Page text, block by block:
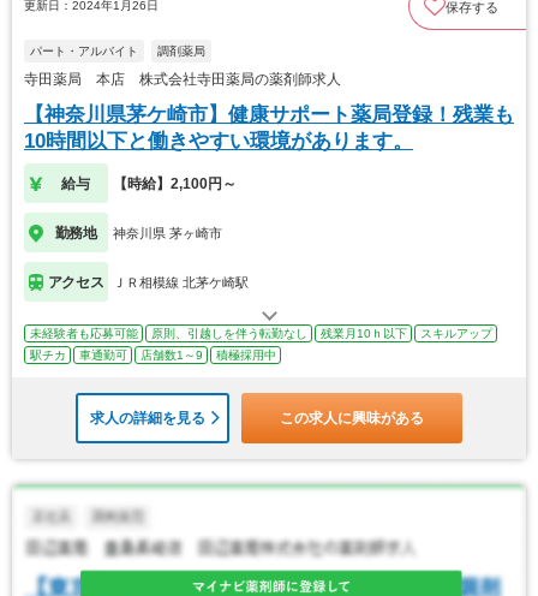
更新日：2024年1月26日 保存する
パート・アルバイト 調剤薬局
寺田薬局 本店 株式会社寺田薬局の薬剤師求人
【神奈川県茅ケ崎市】健康サポート薬局登録！残業も
10時間以下と働きやすい環境があります。
給与 【時給】2,100円～
勤務地 神奈川県 茅ヶ崎市
アクセス ＪＲ相模線 北茅ケ崎駅
未経験者も応募可能 原則、引越しを伴う転勤なし 残業月10ｈ以下
スキルアップ
駅チカ
車通勤可 店舗数1～9 積極採用中
求人の詳細を見る この求人に興味がある